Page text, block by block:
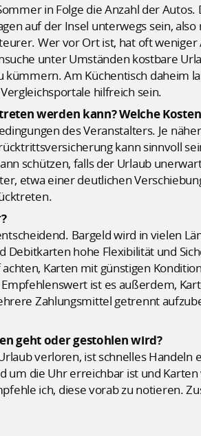
in Folge die Anzahl der Autos.
auf der Insel unterwegs sein,
Wer vor Ort ist, hat oft
unter Umständen kostbare
Am Küchentisch daheim
hilfreich sein.
werden kann? Welche
des Veranstalters. Je
kann sinnvoll
schützen, falls der Urlaub
etwa einer deutlichen
Bargeld wird in vielen
hohe Flexibilität und
Karten mit günstigen
ist es außerdem,
Zahlungsmittel getrennt
geht oder gestohlen wird?
verloren, ist schnelles Handeln
die Uhr erreichbar ist und
ich, diese vorab zu notieren.